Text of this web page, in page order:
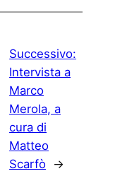
Successivo:
Intervista a
Marco
Merola, a
cura di
Matteo
Scarfò →